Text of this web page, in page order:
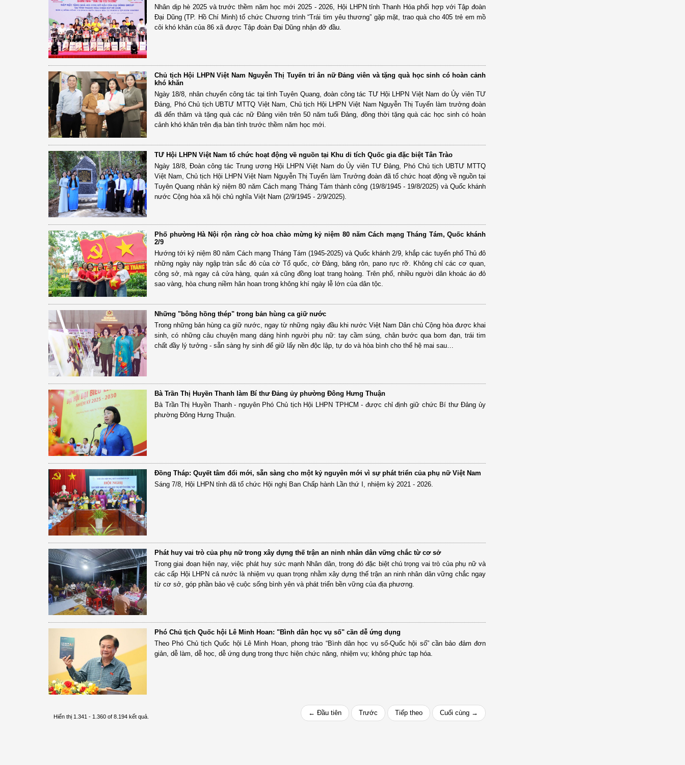
Nhân dịp hè 2025 và trước thềm năm học mới 2025 - 2026, Hội LHPN tỉnh Thanh Hóa phối hợp với Tập đoàn
Đại Dũng (TP. Hồ Chí Minh) tổ chức Chương trình “Trái tim yêu thương” gặp mặt, trao quà cho 405 trẻ em mồ
côi khó khăn của 86 xã được Tập đoàn Đại Dũng nhận đỡ đầu.
Chủ tịch Hội LHPN Việt Nam Nguyễn Thị Tuyến tri ân nữ Đảng viên và tặng quà học sinh có hoàn cảnh
khó khăn
Ngày 18/8, nhân chuyến công tác tại tỉnh Tuyên Quang, đoàn công tác TƯ Hội LHPN Việt Nam do Ủy viên TƯ
Đảng, Phó Chủ tịch UBTƯ MTTQ Việt Nam, Chủ tịch Hội LHPN Việt Nam Nguyễn Thị Tuyến làm trưởng đoàn
đã đến thăm và tặng quà các nữ Đảng viên trên 50 năm tuổi Đảng, đồng thời tặng quà các học sinh có hoàn
cảnh khó khăn trên địa bàn tỉnh trước thềm năm học mới.
TƯ Hội LHPN Việt Nam tổ chức hoạt động về nguồn tại Khu di tích Quốc gia đặc biệt Tân Trào
Ngày 18/8, Đoàn công tác Trung ương Hội LHPN Việt Nam do Ủy viên TƯ Đảng, Phó Chủ tịch UBTƯ MTTQ
Việt Nam, Chủ tịch Hội LHPN Việt Nam Nguyễn Thị Tuyến làm Trưởng đoàn đã tổ chức hoạt động về nguồn tại
Tuyên Quang nhân kỷ niệm 80 năm Cách mạng Tháng Tám thành công (19/8/1945 - 19/8/2025) và Quốc khánh
nước Cộng hòa xã hội chủ nghĩa Việt Nam (2/9/1945 - 2/9/2025).
Phố phường Hà Nội rộn ràng cờ hoa chào mừng kỷ niệm 80 năm Cách mạng Tháng Tám, Quốc khánh
2/9
Hướng tới kỷ niệm 80 năm Cách mạng Tháng Tám (1945-2025) và Quốc khánh 2/9, khắp các tuyến phố Thủ đô
những ngày này ngập tràn sắc đỏ của cờ Tổ quốc, cờ Đảng, băng rôn, pano rực rỡ. Không chỉ các cơ quan,
công sở, mà ngay cả cửa hàng, quán xá cũng đồng loạt trang hoàng. Trên phố, nhiều người dân khoác áo đỏ
sao vàng, hòa chung niềm hân hoan trong không khí ngày lễ lớn của dân tộc.
Những "bông hồng thép" trong bản hùng ca giữ nước
Trong những bản hùng ca giữ nước, ngay từ những ngày đầu khi nước Việt Nam Dân chủ Cộng hòa được khai
sinh, có những câu chuyện mang dáng hình người phụ nữ: tay cầm súng, chân bước qua bom đạn, trái tim
chất đầy lý tưởng - sẵn sàng hy sinh để giữ lấy nền độc lập, tự do và hòa bình cho thế hệ mai sau…
Bà Trần Thị Huyền Thanh làm Bí thư Đảng ủy phường Đông Hưng Thuận
Bà Trần Thị Huyền Thanh - nguyên Phó Chủ tịch Hội LHPN TPHCM - được chỉ định giữ chức Bí thư Đảng ủy
phường Đông Hưng Thuận.
Đồng Tháp: Quyết tâm đổi mới, sẵn sàng cho một kỷ nguyên mới vì sự phát triển của phụ nữ Việt Nam
Sáng 7/8, Hội LHPN tỉnh đã tổ chức Hội nghị Ban Chấp hành Lần thứ I, nhiệm kỳ 2021 - 2026.
Phát huy vai trò của phụ nữ trong xây dựng thế trận an ninh nhân dân vững chắc từ cơ sở
Trong giai đoạn hiện nay, việc phát huy sức mạnh Nhân dân, trong đó đặc biệt chú trọng vai trò của phụ nữ và
các cấp Hội LHPN cả nước là nhiệm vụ quan trọng nhằm xây dựng thế trận an ninh nhân dân vững chắc ngay
từ cơ sở, góp phần bảo vệ cuộc sống bình yên và phát triển bền vững của địa phương.
Phó Chủ tịch Quốc hội Lê Minh Hoan: "Bình dân học vụ số" cần dễ ứng dụng
Theo Phó Chủ tịch Quốc hội Lê Minh Hoan, phong trào “Bình dân học vụ số-Quốc hội số” cần bảo đảm đơn
giản, dễ làm, dễ học, dễ ứng dụng trong thực hiện chức năng, nhiệm vụ; không phức tạp hóa.
Hiển thị 1.341 - 1.360 of 8.194 kết quả. ← Đầu tiên Trước Tiếp theo Cuối cùng →